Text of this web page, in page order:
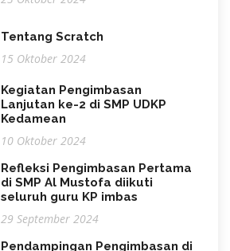
Tentang Scratch
15 Oktober 2024
Kegiatan Pengimbasan
Lanjutan ke-2 di SMP UDKP
Kedamean
10 Oktober 2024
Refleksi Pengimbasan Pertama
di SMP Al Mustofa diikuti
seluruh guru KP imbas
29 September 2024
Pendampingan Pengimbasan di